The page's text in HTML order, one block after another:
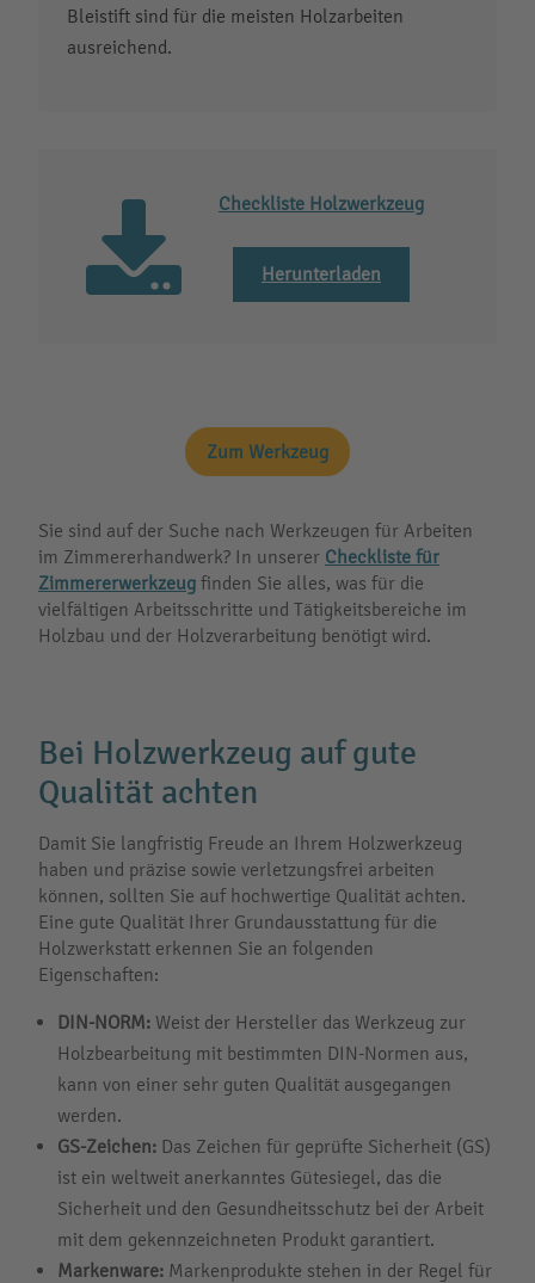
Bleistift sind für die meisten Holzarbeiten
ausreichend.
Checkliste Holzwerkzeug
Herunterladen
Zum Werkzeug
Sie sind auf der Suche nach Werkzeugen für Arbeiten
im Zimmererhandwerk? In unserer Checkliste für
Zimmererwerkzeug finden Sie alles, was für die
vielfältigen Arbeitsschritte und Tätigkeitsbereiche im
Holzbau und der Holzverarbeitung benötigt wird.
Bei Holzwerkzeug auf gute
Qualität achten
Damit Sie langfristig Freude an Ihrem Holzwerkzeug
haben und präzise sowie verletzungsfrei arbeiten
können, sollten Sie auf hochwertige Qualität achten.
Eine gute Qualität Ihrer Grundausstattung für die
Holzwerkstatt erkennen Sie an folgenden
Eigenschaften:
DIN-NORM: Weist der Hersteller das Werkzeug zur
Holzbearbeitung mit bestimmten DIN-Normen aus,
kann von einer sehr guten Qualität ausgegangen
werden.
GS-Zeichen: Das Zeichen für geprüfte Sicherheit (GS)
ist ein weltweit anerkanntes Gütesiegel, das die
Sicherheit und den Gesundheitsschutz bei der Arbeit
mit dem gekennzeichneten Produkt garantiert.
Markenware: Markenprodukte stehen in der Regel für